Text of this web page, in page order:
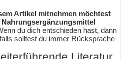
Artikel mitnehmen möchtest
du dich entschieden hast, dann
solltest du immer Rücksprache